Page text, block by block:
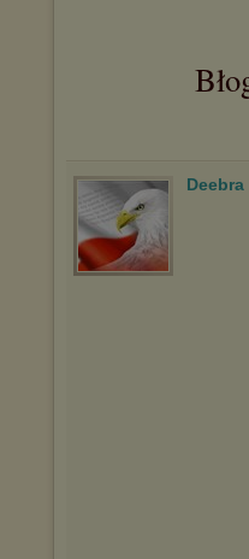
Deebra